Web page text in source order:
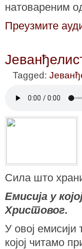
натовареним
Преузмите
Tagged:
Сила што
Емисија у
Христовог.
У овој
којој читамо